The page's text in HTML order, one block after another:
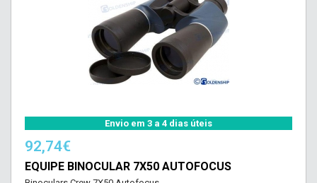
Envio em 3 a 4 dias úteis
92,74€
EQUIPE BINOCULAR 7X50 AUTOFOCUS